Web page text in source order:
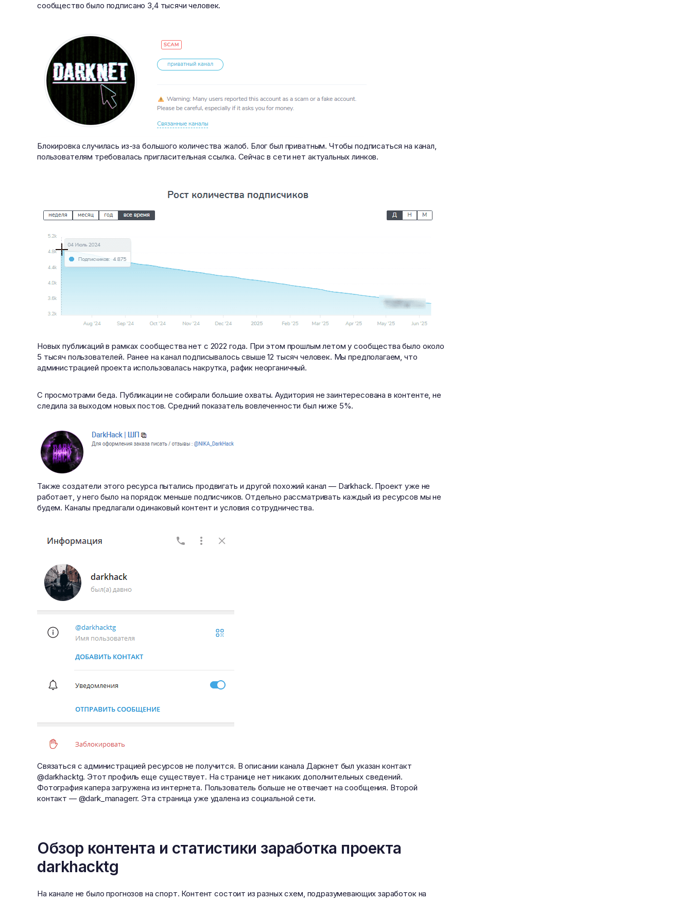
сообщество было подписано 3,4 тысячи человек.
Блокировка случилась из-за большого количества жалоб. Блог был приватным. Чтобы подписаться на канал,
пользователям требовалась пригласительная ссылка. Сейчас в сети нет актуальных линков.
Новых публикаций в рамках сообщества нет с 2022 года. При этом прошлым летом у сообщества было около
5 тысяч пользователей. Ранее на канал подписывалось свыше 12 тысяч человек. Мы предполагаем, что
администрацией проекта использовалась накрутка, рафик неорганичный.
С просмотрами беда. Публикации не собирали большие охваты. Аудитория не заинтересована в контенте, не
следила за выходом новых постов. Средний показатель вовлеченности был ниже 5%.
Также создатели этого ресурса пытались продвигать и другой похожий канал — Darkhack. Проект уже не
работает, у него было на порядок меньше подписчиков. Отдельно рассматривать каждый из ресурсов мы не
будем. Каналы предлагали одинаковый контент и условия сотрудничества.
Связаться с администрацией ресурсов не получится. В описании канала Даркнет был указан контакт
@darkhacktg. Этот профиль еще существует. На странице нет никаких дополнительных сведений.
Фотография капера загружена из интернета. Пользователь больше не отвечает на сообщения. Второй
контакт — @dark_managerr. Эта страница уже удалена из социальной сети.
Обзор контента и статистики заработка проекта
darkhacktg
На канале не было прогнозов на спорт. Контент состоит из разных схем, подразумевающих заработок на